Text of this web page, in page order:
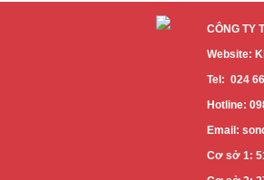
CÔNG TY
Website:
Tel: 024
Hotline:
Email:
Cơ sở 1: